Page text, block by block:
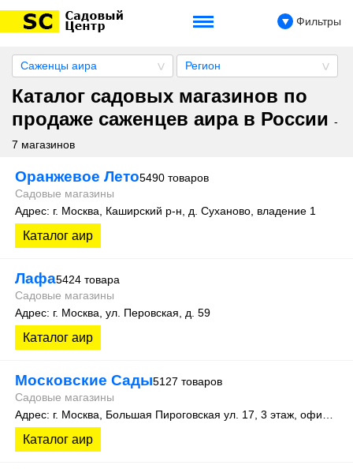
Фильтры
Саженцы аира Регион
Каталог садовых магазинов по
продаже саженцев аира в России -
7 магазинов
Оранжевое Лето5490 товаров
Садовые магазины
Адрес: г. Москва, Каширский р-н, д. Суханово, владение 1
Каталог аир
Лафа5424 товара
Садовые магазины
Адрес: г. Москва, ул. Перовская, д. 59
Каталог аир
Московские Сады5127 товаров
Садовые магазины
Каталог аир